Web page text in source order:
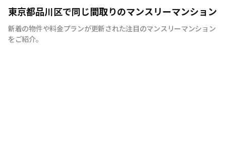
快適で安心な住まいをご提供。入居者様の住み心地と健康
を考え、専門部隊がお部屋を厳選！入居者満足度97％！
東京都品川区で同じ間取りのマンスリーマンション
新着の物件や料金プランが更新された注目のマンスリーマンション
をご紹介。